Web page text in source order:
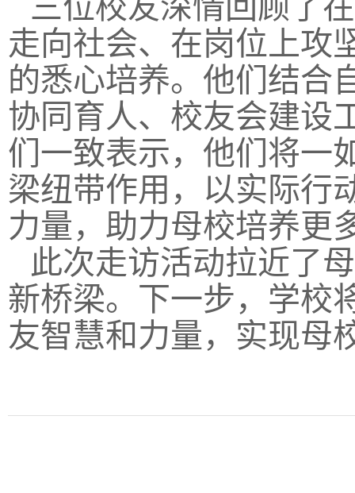
走向社会、在岗位上攻
的悉心培养。他们结合
协同育人、校友会建设
们一致表示，他们将一
梁纽带作用，以实际行
力量，助力母校培养更
此次走访活动拉近了
新桥梁。下一步，学校
友智慧和力量，实现母